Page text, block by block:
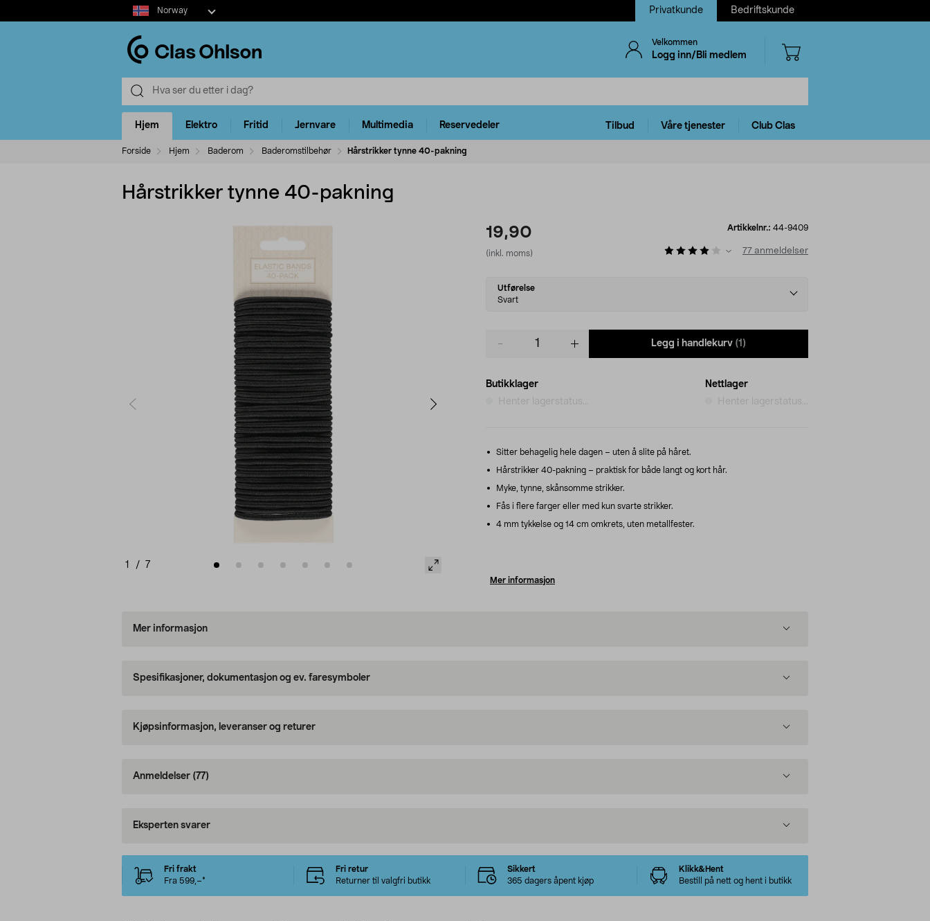
Select
market
Norway Privatkunde Bedriftskunde
Velkommen
Logg inn/Bli medlem
Hjem Elektro Fritid Jernvare Multimedia Reservedeler Tilbud Våre tjenester Club Clas
Forside Hjem Baderom Baderomstilbehør Hårstrikker tynne 40-pakning
Hårstrikker tynne 40-pakning
1 / 7
19,90
(inkl. moms)
Artikkelnr.: 44-9409
77 anmeldelser
Select
variant
Utførelse
Svart
Legg i handlekurv (1)
Butikklager
Henter lagerstatus...
Nettlager
Henter lagerstatus...
Sitter behagelig hele dagen – uten å slite på håret.
Hårstrikker 40-pakning – praktisk for både langt og kort hår.
Myke, tynne, skånsomme strikker.
Fås i flere farger eller med kun svarte strikker.
4 mm tykkelse og 14 cm omkrets, uten metallfester.
Mer informasjon
Mer informasjon
Spesifikasjoner, dokumentasjon og ev. faresymboler
Kjøpsinformasjon, leveranser og returer
Anmeldelser (77)
Eksperten svarer
Fri frakt
Fra 599,–*
Fri retur
Returner til valgfri butikk
Sikkert
365 dagers åpent kjøp
Klikk&Hent
Bestill på nett og hent i butikk